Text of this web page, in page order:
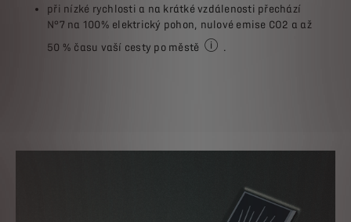
při nízké rychlosti a na krátké vzdálenosti přechází
N°7 na 100% elektrický pohon, nulové emise CO2 a až
50 % času vaší cesty po městě
.